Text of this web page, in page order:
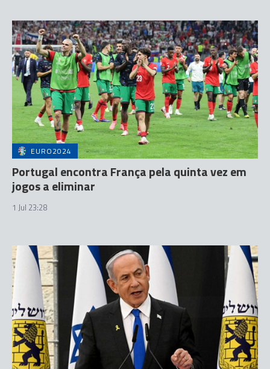
EURO2024
Portugal encontra França pela quinta vez em
jogos a eliminar
1 Jul 23:28